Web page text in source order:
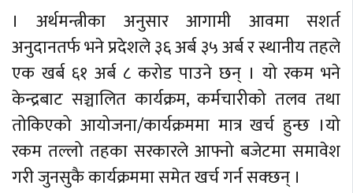
। अर्थमन्त्रीका अनुसार आगामी आवमा सशर्त
अनुदानतर्फ भने प्रदेशले ३६ अर्ब ३५ अर्ब र स्थानीय तहले
एक खर्ब ६१ अर्ब ८ करोड पाउने छन् । यो रकम भने
केन्द्रबाट सञ्चालित कार्यक्रम, कर्मचारीको तलव तथा
तोकिएको आयोजना/कार्यक्रममा मात्र खर्च हुन्छ ।यो
रकम तल्लो तहका सरकारले आफ्नो बजेटमा समावेश
गरी जुनसुकै कार्यक्रममा समेत खर्च गर्न सक्छन् ।